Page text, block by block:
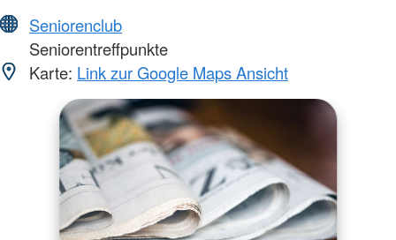
Seniorenclub
Seniorentreffpunkte
Karte: Link zur Google Maps Ansicht